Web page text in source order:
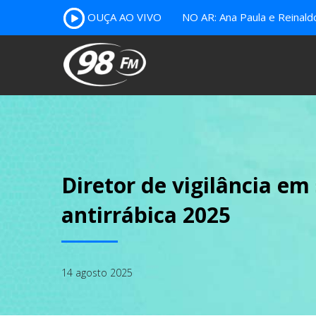
OUÇA AO VIVO NO AR: Ana Paula e
Diretor de vigilância em
antirrábica 2025
14 agosto 2025